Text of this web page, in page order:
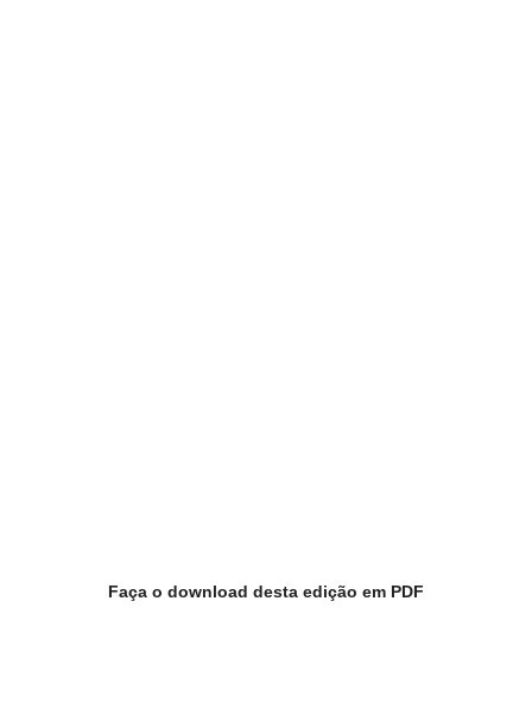
Faça o download desta edição em PDF